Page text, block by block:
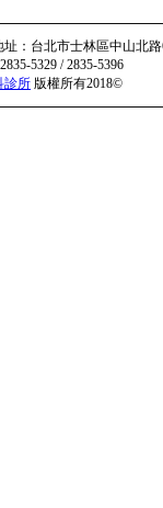
址：台北市士林區中山北
5329 / 2835-5396
診所 版權所有2018©